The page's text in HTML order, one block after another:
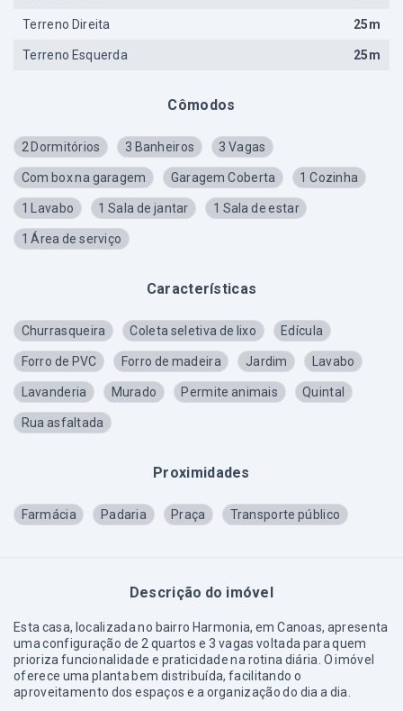
Cômodos
2 Dormitórios 3 Banheiros 3 Vagas
Com box na garagem Garagem Coberta 1 Cozinha
1 Lavabo 1 Sala de jantar 1 Sala de estar
1 Área de serviço
Características
Churrasqueira Coleta seletiva de lixo Edícula
Forro de PVC Forro de madeira Jardim Lavabo
Lavanderia Murado Permite animais Quintal
Rua asfaltada
Proximidades
Farmácia Padaria Praça Transporte público
Descrição do imóvel
Esta casa, localizada no bairro Harmonia, em Canoas, apresenta
uma configuração de 2 quartos e 3 vagas voltada para quem
prioriza funcionalidade e praticidade na rotina diária. O imóvel
oferece uma planta bem distribuída, facilitando o
aproveitamento dos espaços e a organização do dia a dia.
Terreno Direita 25m
Terreno Esquerda 25m